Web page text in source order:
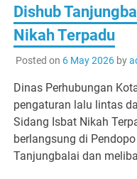
Dishub
Nikah Terpadu
Posted on 6 May 2026by
Dinas Perhubungan
pengaturan lalu lintas
Sidang Isbat Nikah
berlangsung di
Tanjungbalai dan